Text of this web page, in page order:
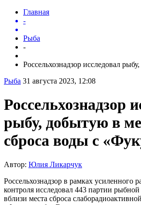
Главная
-
Рыба
-
Россельхознадзор исследовал
Рыба 31 августа 2023, 12:08
Россельхознадзор
рыбу, добытую в
сброса воды с
Автор: Юлия Ликарчук
Россельхознадзор в рамках усиленного
контроля исследовал 443 партии
вблизи места сброса